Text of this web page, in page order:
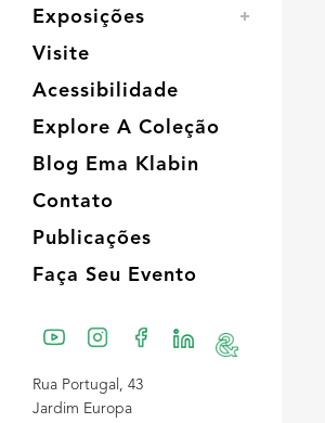
Exposições
Visite
Acessibilidade
Explore A Coleção
Blog Ema Klabin
Contato
Publicações
Faça Seu Evento
Rua Portugal, 43
Jardim Europa